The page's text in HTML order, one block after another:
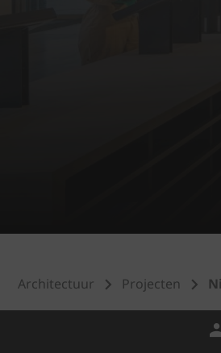
Architectuur Projecten